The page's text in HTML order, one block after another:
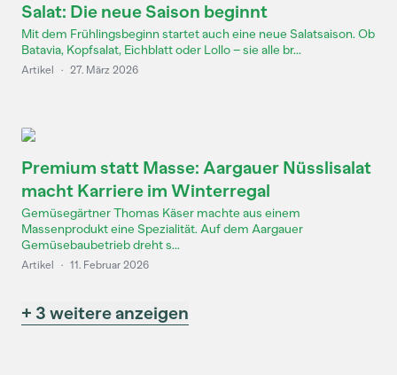
Salat: Die neue Saison beginnt
Mit dem Frühlingsbeginn startet auch eine neue Salatsaison. Ob
Batavia, Kopfsalat, Eichblatt oder Lollo – sie alle br...
Artikel · 27. März 2026
Premium statt Masse: Aargauer Nüsslisalat
macht Karriere im Winterregal
Gemüsegärtner Thomas Käser machte aus einem
Massenprodukt eine Spezialität. Auf dem Aargauer
Gemüsebaubetrieb dreht s...
Artikel · 11. Februar 2026
+ 3 weitere anzeigen